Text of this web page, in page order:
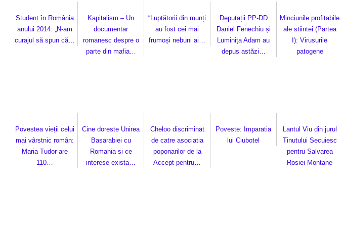
Student în România
anului 2014: „N-am
curajul să spun că…
Kapitalism – Un
documentar
romanesc despre o
parte din mafia…
“Luptătorii din munți
au fost cei mai
frumoși nebuni ai…
Deputații PP-DD
Daniel Fenechiu și
Luminița Adam au
depus astăzi…
Minciunile profitabile
ale stiintei (Partea
I): Virusurile
patogene
Povestea vieții celui
mai vârstnic român:
Maria Tudor are
110…
Cine doreste Unirea
Basarabiei cu
Romania si ce
interese exista…
Cheloo discriminat
de catre asociatia
poponarilor de la
Accept pentru…
Poveste: Imparatia
lui Ciubotel
Lantul Viu din jurul
Tinutului Secuiesc
pentru Salvarea
Rosiei Montane